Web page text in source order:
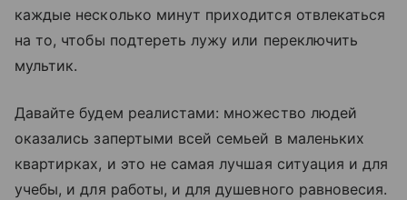
каждые несколько минут приходится отвлекаться
на то, чтобы подтереть лужу или переключить
мультик.
Давайте будем реалистами: множество людей
оказались запертыми всей семьей в маленьких
квартирках, и это не самая лучшая ситуация и для
учебы, и для работы, и для душевного равновесия.